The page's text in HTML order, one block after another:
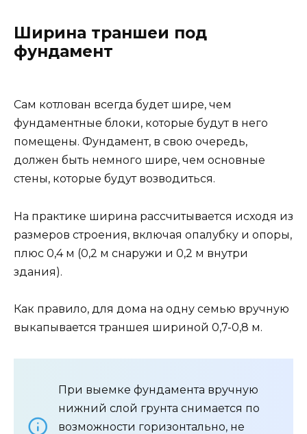
Ширина траншеи под
фундамент
Сам котлован всегда будет шире, чем
фундаментные блоки, которые будут в него
помещены. Фундамент, в свою очередь,
должен быть немного шире, чем основные
стены, которые будут возводиться.
На практике ширина рассчитывается исходя из
размеров строения, включая опалубку и опоры,
плюс 0,4 м (0,2 м снаружи и 0,2 м внутри
здания).
Как правило, для дома на одну семью вручную
выкапывается траншея шириной 0,7-0,8 м.
При выемке фундамента вручную
нижний слой грунта снимается по
возможности горизонтально, не